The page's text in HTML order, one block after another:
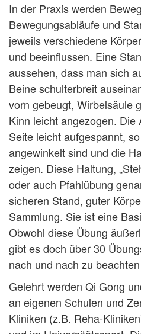
In der Praxis werden
Bewegungsabläufe und
jeweils verschiedene
und beeinflussen. Eine
aussehen, dass man sich
Beine schulterbreit
vorn gebeugt, Wirbelsäule
Kinn leicht angezogen. Die
Seite leicht aufgespannt,
angewinkelt sind und die
zeigen. Diese Haltung,
oder auch Pfahlübung
sicheren Stand, guter
Sammlung. Sie ist eine
Obwohl diese Übung
gibt es doch über 30
nach und nach zu
Gelehrt werden Qi Gong
an eigenen Schulen und
Kliniken (z.B. Reha-